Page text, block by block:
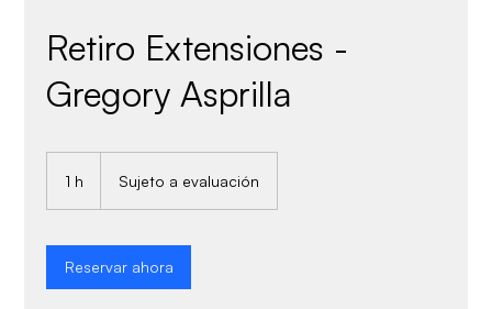
Retiro Extensiones -
Gregory Asprilla
1 h
evaluación
Sujeto a evaluación
Reservar ahora